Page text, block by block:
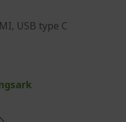
USB type C